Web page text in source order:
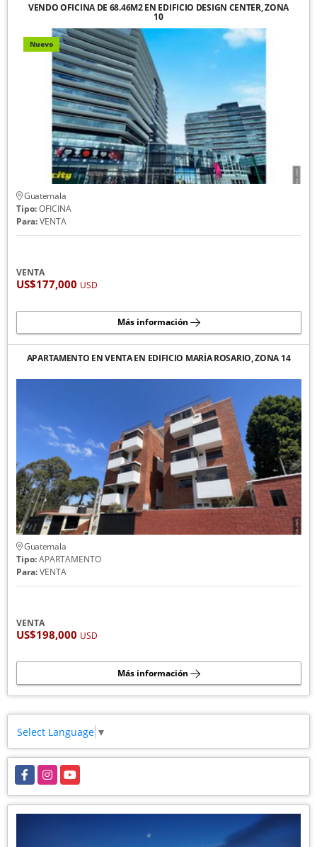
VENDO OFICINA DE 68.46M2 EN EDIFICIO DESIGN CENTER, ZONA
10
Nuevo
Guatemala
Tipo:OFICINA
Para:VENTA
VENTA
US$177,000 USD
Más información
APARTAMENTO EN VENTA EN EDIFICIO MARÍA ROSARIO, ZONA 14
Guatemala
Tipo:APARTAMENTO
Para:VENTA
VENTA
US$198,000 USD
Más información
Select Language ▼
FacebookInstagramYouTube